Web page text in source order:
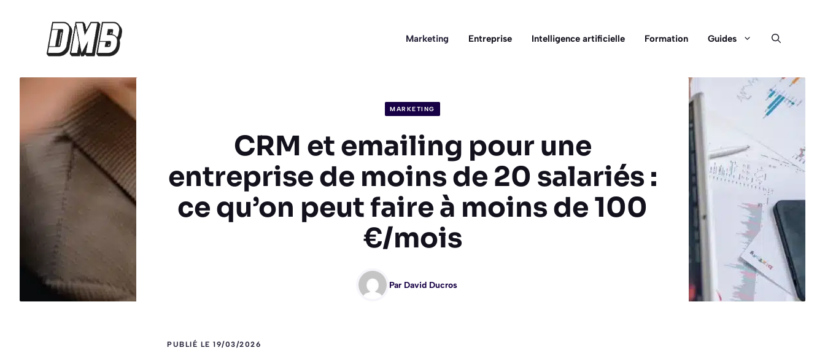
Marketing Entreprise Intelligence artificielle Formation Guides
MARKETING
CRM et emailing pour une
entreprise de moins de 20 salariés :
ce qu’on peut faire à moins de 100
€/mois
Par David Ducros
PUBLIÉ LE 19/03/2026